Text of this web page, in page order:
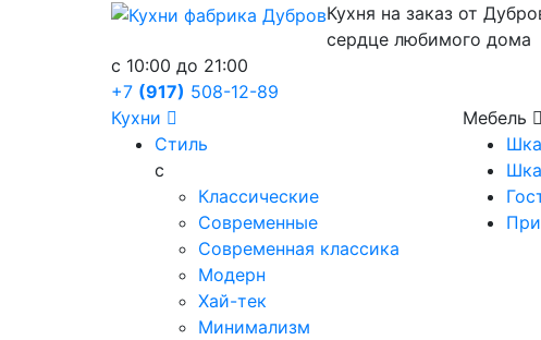
Кухня на заказ от
сердце любимого дома
c 10:00 до 21:00
+7 (917) 508-12-89
Кухни
Стиль
с
Классические
Современные
Современная классика
Модерн
Хай-тек
Минимализм
Мебель